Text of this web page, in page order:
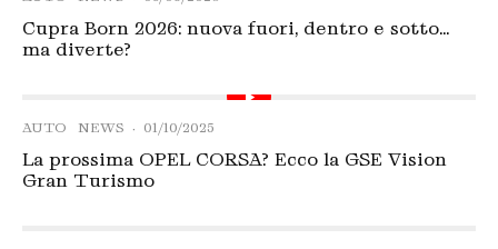
Cupra Born 2026: nuova fuori, dentro e sotto…
ma diverte?
AUTO NEWS · 01/10/2025
La prossima OPEL CORSA? Ecco la GSE Vision
Gran Turismo